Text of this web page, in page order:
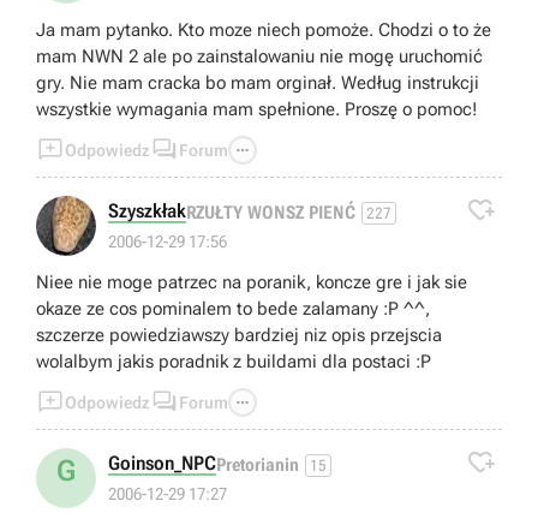
Ja mam pytanko. Kto moze niech pomoże. Chodzi o to że
mam NWN 2 ale po zainstalowaniu nie mogę uruchomić
gry. Nie mam cracka bo mam orginał. Według instrukcji
wszystkie wymagania mam spełnione. Proszę o pomoc!
Odpowiedz  Forum 
SzyszkłakRZUŁTY WONSZ PIENĆ 227
2006-12-29 17:56

Niee nie moge patrzec na poranik, koncze gre i jak sie
okaze ze cos pominalem to bede zalamany :P ^^,
szczerze powiedziawszy bardziej niz opis przejscia
wolalbym jakis poradnik z buildami dla postaci :P
Odpowiedz  Forum 
G Goinson_NPCPretorianin 15
2006-12-29 17:27
